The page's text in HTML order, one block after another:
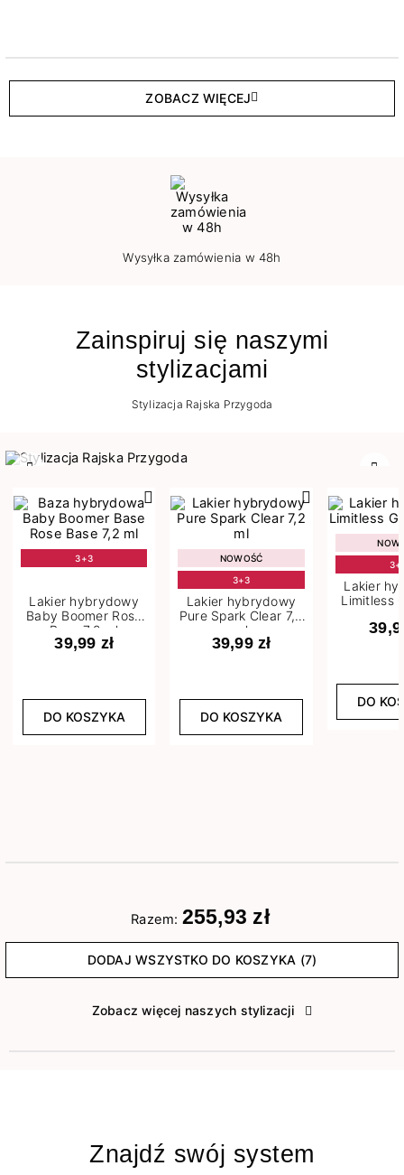
ZOBACZ WIĘCEJ
Wysyłka zamówienia w 48h
Zainspiruj się naszymi
stylizacjami
Stylizacja Rajska Przygoda
3+3
Lakier hybrydowy
Baby Boomer Rose
Base 7,2 ml
39,99 zł
DO KOSZYKA
NOWOŚĆ
3+3
Lakier hybrydowy
Pure Spark Clear 7,2
ml
39,99 zł
DO KOSZYKA
Lakier
Limitless
DO
Razem: 255,93 zł
DODAJ WSZYSTKO DO KOSZYKA (7)
Zobacz więcej naszych stylizacji
Znajdź swój system